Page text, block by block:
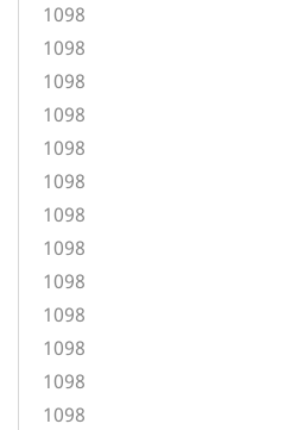
1098
1098
1098
1098
1098
1098
1098
1098
1098
1098
1098
1098
1098